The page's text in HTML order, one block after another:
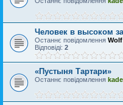
Человек в высоком
Останнє повідомлення
Відповіді: 2
«Пустыня Тартари»
Останнє повідомлення